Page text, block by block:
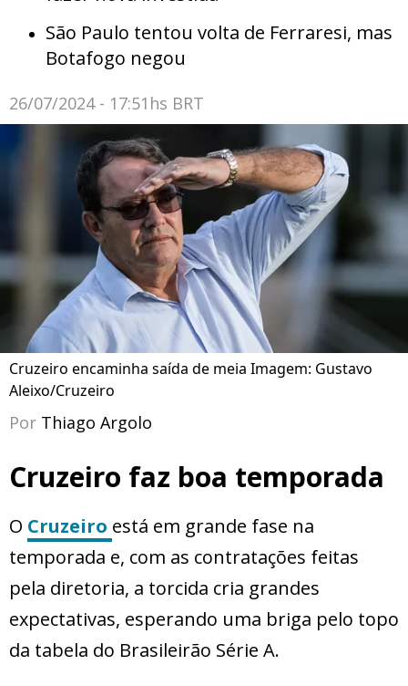
São Paulo tentou volta de Ferraresi, mas
Botafogo negou
26/07/2024 - 17:51hs BRT
Cruzeiro encaminha saída de meia Imagem: Gustavo
Aleixo/Cruzeiro
Por Thiago Argolo
Cruzeiro faz boa temporada
O Cruzeiro está em grande fase na
temporada e, com as contratações feitas
pela diretoria, a torcida cria grandes
expectativas, esperando uma briga pelo topo
da tabela do Brasileirão Série A.